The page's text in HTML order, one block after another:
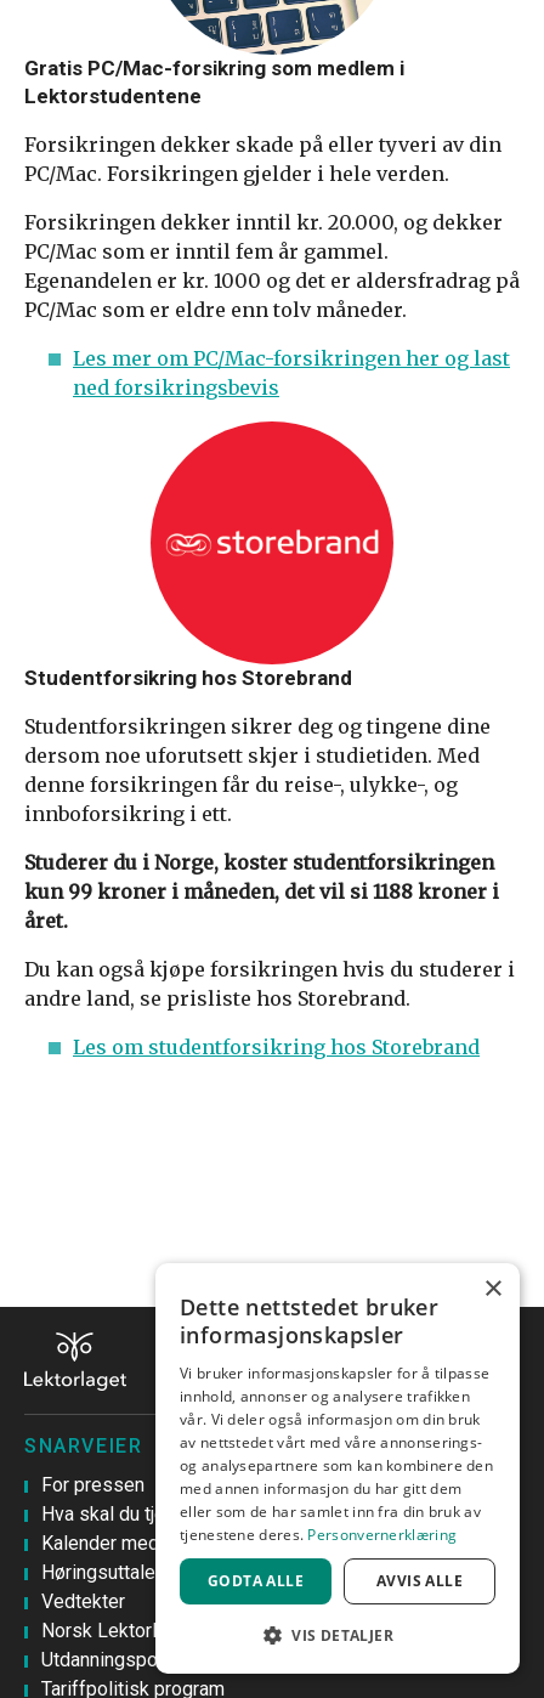
Gratis PC/Mac-forsikring som medlem i
Lektorstudentene
Forsikringen dekker skade på eller tyveri av din
PC/Mac. Forsikringen gjelder i hele verden.
Forsikringen dekker inntil kr. 20.000, og dekker
PC/Mac som er inntil fem år gammel.
Egenandelen er kr. 1000 og det er aldersfradrag på
PC/Mac som er eldre enn tolv måneder.
Les mer om PC/Mac-forsikringen her og last
ned forsikringsbevis
Studentforsikring hos Storebrand
Studentforsikringen sikrer deg og tingene dine
dersom noe uforutsett skjer i studietiden. Med
denne forsikringen får du reise-, ulykke-, og
innboforsikring i ett.
Studerer du i Norge, koster studentforsikringen
kun 99 kroner i måneden, det vil si 1188 kroner i
året.
Du kan også kjøpe forsikringen hvis du studerer i
andre land, se prisliste hos Storebrand.
Les om studentforsikring hos Storebrand
SNARVEIER
For pressen
Hva skal du tjene som lektor?
Kalender med kurs
Høringsuttalelser
Vedtekter
Norsk Lektorlags hovedprioriteringer
Utdanningspolitisk program
Tariffpolitisk program
×
Dette nettstedet bruker
informasjonskapsler
Vi bruker informasjonskapsler for å tilpasse
innhold, annonser og analysere trafikken
vår. Vi deler også informasjon om din bruk
av nettstedet vårt med våre annonserings-
og analysepartnere som kan kombinere den
med annen informasjon du har gitt dem
eller som de har samlet inn fra din bruk av
tjenestene deres. Personvernerklæring
GODTA ALLE AVVIS ALLE
VIS DETALJER
STRENGT NØDVENDIG